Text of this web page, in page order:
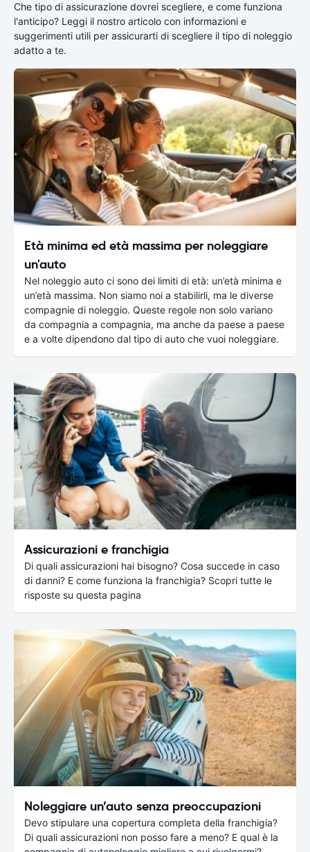
Che tipo di assicurazione dovrei scegliere, e come funziona
l'anticipo? Leggi il nostro articolo con informazioni e
suggerimenti utili per assicurarti di scegliere il tipo di noleggio
adatto a te.
Età minima ed età massima per noleggiare
un'auto
Nel noleggio auto ci sono dei limiti di età: un’età minima e
un’età massima. Non siamo noi a stabilirli, ma le diverse
compagnie di noleggio. Queste regole non solo variano
da compagnia a compagnia, ma anche da paese a paese
e a volte dipendono dal tipo di auto che vuoi noleggiare.
Assicurazioni e franchigia
Di quali assicurazioni hai bisogno? Cosa succede in caso
di danni? E come funziona la franchigia? Scopri tutte le
risposte su questa pagina
Noleggiare un’auto senza preoccupazioni
Devo stipulare una copertura completa della franchigia?
Di quali assicurazioni non posso fare a meno? E qual è la